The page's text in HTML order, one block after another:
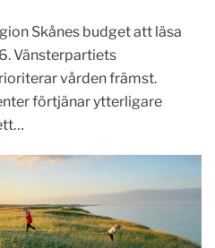
Skånes budget att läsa
Vänsterpartiets
vården främst.
förtjänar ytterligare